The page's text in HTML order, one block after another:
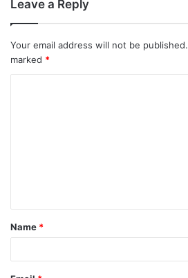
Leave a Reply
Your email address will not be published.
marked *
Name *